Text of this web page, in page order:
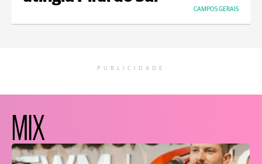
CAMPOS GERAIS
PUBLICIDADE
MIX